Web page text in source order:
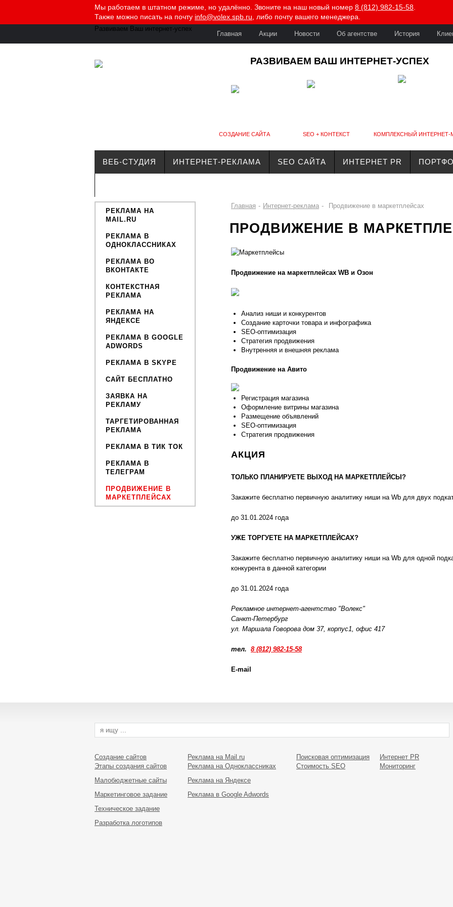
Мы работаем в штатном режиме, но удалённо. Звоните на наш новый номер 8 (812) 982-15-58
Также можно писать на почту info@volex.spb.ru , либо почту вашего менеджера.
Главная Акции Новости Об агентстве История
РАЗВИВАЕМ ВАШ ИНТЕРНЕТ-УСПЕХ
СОЗДАНИЕ САЙТА SEO + КОНТЕКСТ КОМПЛЕКСНЫЙ ИНТЕРНЕТ-
ВЕБ-СТУДИЯ ИНТЕРНЕТ-РЕКЛАМА SEO САЙТА ИНТЕРНЕТ PR
Развиваем Ваш интернет-успех
РЕКЛАМА НА
MAIL.RU
РЕКЛАМА В
ОДНОКЛАССНИКАХ
РЕКЛАМА ВО
ВКОНТАКТЕ
КОНТЕКСТНАЯ
РЕКЛАМА
РЕКЛАМА НА
ЯНДЕКСЕ
РЕКЛАМА В GOOGLE
ADWORDS
РЕКЛАМА В SKYPE
САЙТ БЕСПЛАТНО
ЗАЯВКА НА
РЕКЛАМУ
ТАРГЕТИРОВАННАЯ
РЕКЛАМА
РЕКЛАМА В ТИК ТОК
РЕКЛАМА В
ТЕЛЕГРАМ
ПРОДВИЖЕНИЕ В
МАРКЕТПЛЕЙСАХ
Главная - Интернет-реклама - Продвижение в маркетплейсах
ПРОДВИЖЕНИЕ В
Продвижение на маркетплейсах WB и Озон
Анализ ниши и конкурентов
Создание карточки товара и инфографика
SEO-оптимизация
Стратегия продвижения
Внутренняя и внешняя реклама
Продвижение на Авито
Регистрация магазина
Оформление витрины магазина
Размещение объявлений
SEO-оптимизация
Стратегия продвижения
АКЦИЯ
ТОЛЬКО ПЛАНИРУЕТЕ ВЫХОД НА МАРКЕТПЛЕЙСЫ?
Закажите бесплатно первичную аналитику ниши на Wb для двух
до 31.01.2024 года
УЖЕ ТОРГУЕТЕ НА МАРКЕТПЛЕЙСАХ?
Закажите бесплатно первичную аналитику ниши на Wb для одной
конкурента в данной категории
до 31.01.2024 года
Рекламное интернет-агентство "Волекс"
Санкт-Петербург
ул. Маршала Говорова дом 37, корпус1, офис 417
тел. 8 (812) 982-15-58
E-mail
Создание сайтов
Этапы создания сайтов
Малобюджетные сайты
Маркетинговое задание
Техническое задание
Разработка логотипов
Реклама на Mail.ru
Реклама на Одноклассниках
Реклама на Яндексе
Реклама в Google Adwords
Поисковая оптимизация
Стоимость SEO
Интернет PR
Мониторинг